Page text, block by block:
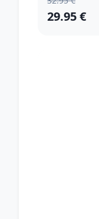
29.95 €